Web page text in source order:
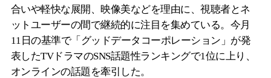
合いや軽快な展開、映像美などを理由に、視聴者とネ
ットユーザーの間で継続的に注目を集めている。今月
11日の基準で「グッドデータコーポレーション」が発
表したTVドラマのSNS話題性ランキングで1位に上り、
オンラインの話題を牽引した。